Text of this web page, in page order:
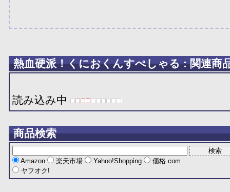
熱血硬派！くにおくんすぺしゃる : 関連商
読み込み中
商品検索
Amazon 楽天市場 Yahoo!Shopping
価格.com
ヤフオク!